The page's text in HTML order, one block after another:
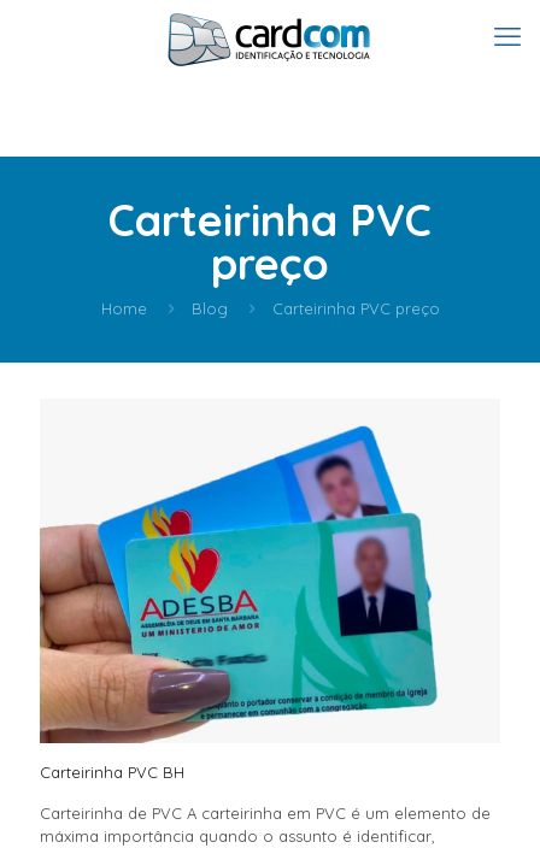
Carteirinha PVC
preço
Home Blog Carteirinha PVC preço
Carteirinha PVC BH
Carteirinha de PVC A carteirinha em PVC é um elemento de
máxima importância quando o assunto é identificar,